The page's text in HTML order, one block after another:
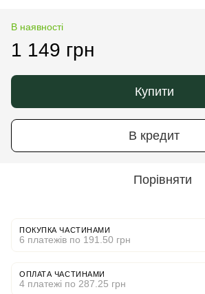
В наявності
1 149 грн
Купити
В кредит
Порівняти
ПОКУПКА ЧАСТИНАМИ
6 платежів по 191.50 грн
ОПЛАТА ЧАСТИНАМИ
4 платежі по 287.25 грн